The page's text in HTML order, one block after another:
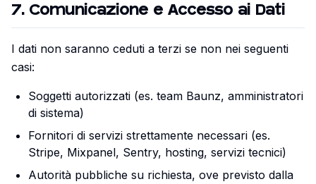
7. Comunicazione e Accesso ai Dati
I dati non saranno ceduti a terzi se non nei seguenti
casi:
Soggetti autorizzati (es. team Baunz, amministratori
di sistema)
Fornitori di servizi strettamente necessari (es.
Stripe, Mixpanel, Sentry, hosting, servizi tecnici)
Autorità pubbliche su richiesta, ove previsto dalla